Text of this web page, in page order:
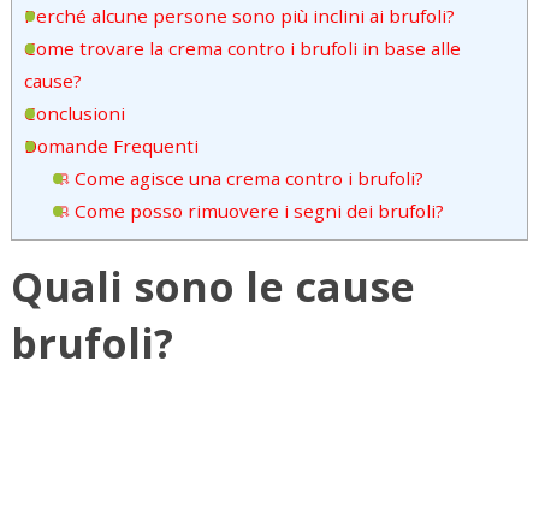
Perché alcune persone sono più inclini ai brufoli?
Come trovare la crema contro i brufoli in base alle
cause?
Conclusioni
Domande Frequenti
🧼 Come agisce una crema contro i brufoli?
🧼 Come posso rimuovere i segni dei brufoli?
Quali sono le cause
brufoli?